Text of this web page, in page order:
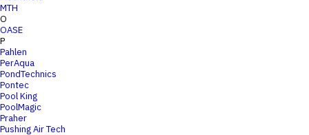
MTH
O
OASE
P
Pahlen
PerAqua
PondTechnics
Pontec
Pool King
PoolMagic
Praher
Pushing Air Tech